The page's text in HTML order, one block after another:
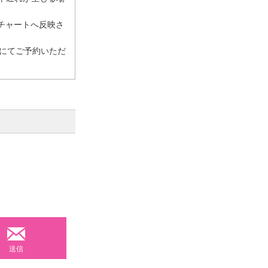
ャートへ反映さ
てご予約いただ
送信